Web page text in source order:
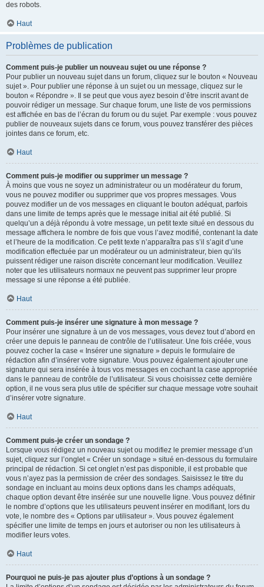
des robots.
Haut
Problèmes de publication
Comment puis-je publier un nouveau sujet ou une réponse ?
Pour publier un nouveau sujet dans un forum, cliquez sur le bouton « Nouveau
sujet ». Pour publier une réponse à un sujet ou un message, cliquez sur le
bouton « Répondre ». Il se peut que vous ayez besoin d’être inscrit avant de
pouvoir rédiger un message. Sur chaque forum, une liste de vos permissions
est affichée en bas de l’écran du forum ou du sujet. Par exemple : vous pouvez
publier de nouveaux sujets dans ce forum, vous pouvez transférer des pièces
jointes dans ce forum, etc.
Haut
Comment puis-je modifier ou supprimer un message ?
À moins que vous ne soyez un administrateur ou un modérateur du forum,
vous ne pouvez modifier ou supprimer que vos propres messages. Vous
pouvez modifier un de vos messages en cliquant le bouton adéquat, parfois
dans une limite de temps après que le message initial ait été publié. Si
quelqu’un a déjà répondu à votre message, un petit texte situé en dessous du
message affichera le nombre de fois que vous l’avez modifié, contenant la date
et l’heure de la modification. Ce petit texte n’apparaîtra pas s’il s’agit d’une
modification effectuée par un modérateur ou un administrateur, bien qu’ils
puissent rédiger une raison discrète concernant leur modification. Veuillez
noter que les utilisateurs normaux ne peuvent pas supprimer leur propre
message si une réponse a été publiée.
Haut
Comment puis-je insérer une signature à mon message ?
Pour insérer une signature à un de vos messages, vous devez tout d’abord en
créer une depuis le panneau de contrôle de l’utilisateur. Une fois créée, vous
pouvez cocher la case « Insérer une signature » depuis le formulaire de
rédaction afin d’insérer votre signature. Vous pouvez également ajouter une
signature qui sera insérée à tous vos messages en cochant la case appropriée
dans le panneau de contrôle de l’utilisateur. Si vous choisissez cette dernière
option, il ne vous sera plus utile de spécifier sur chaque message votre souhait
d’insérer votre signature.
Haut
Comment puis-je créer un sondage ?
Lorsque vous rédigez un nouveau sujet ou modifiez le premier message d’un
sujet, cliquez sur l’onglet « Créer un sondage » situé en-dessous du formulaire
principal de rédaction. Si cet onglet n’est pas disponible, il est probable que
vous n’ayez pas la permission de créer des sondages. Saisissez le titre du
sondage en incluant au moins deux options dans les champs adéquats,
chaque option devant être insérée sur une nouvelle ligne. Vous pouvez définir
le nombre d’options que les utilisateurs peuvent insérer en modifiant, lors du
vote, le nombre des « Options par utilisateur ». Vous pouvez également
spécifier une limite de temps en jours et autoriser ou non les utilisateurs à
modifier leurs votes.
Haut
Pourquoi ne puis-je pas ajouter plus d’options à un sondage ?